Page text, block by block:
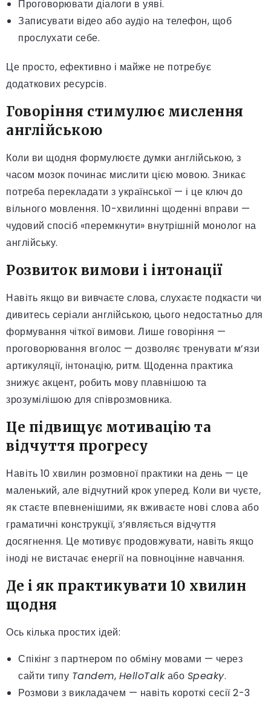
Проговорювати діалоги в уяві.
Записувати відео або аудіо на телефон, щоб
прослухати себе.
Це просто, ефективно і майже не потребує
додаткових ресурсів.
Говоріння стимулює мислення
англійською
Коли ви щодня формулюєте думки англійською, з
часом мозок починає мислити цією мовою. Зникає
потреба перекладати з української — і це ключ до
вільного мовлення. 10-хвилинні щоденні вправи —
чудовий спосіб «перемкнути» внутрішній монолог на
англійську.
Розвиток вимови і інтонації
Навіть якщо ви вивчаєте слова, слухаєте подкасти чи
дивитесь серіали англійською, цього недостатньо для
формування чіткої вимови. Лише говоріння —
проговорювання вголос — дозволяє тренувати м’язи
артикуляції, інтонацію, ритм. Щоденна практика
знижує акцент, робить мову плавнішою та
зрозумілішою для співрозмовника.
Це підвищує мотивацію та
відчуття прогресу
Навіть 10 хвилин розмовної практики на день — це
маленький, але відчутний крок уперед. Коли ви чуєте,
як стаєте впевненішими, як вживаєте нові слова або
граматичні конструкції, з’являється відчуття
досягнення. Це мотивує продовжувати, навіть якщо
іноді не вистачає енергії на повноцінне навчання.
Де і як практикувати 10 хвилин
щодня
Ось кілька простих ідей:
Спікінг з партнером по обміну мовами — через
сайти типу Tandem, HelloTalkабо Speaky.
Розмови з викладачем — навіть короткі сесії 2-3